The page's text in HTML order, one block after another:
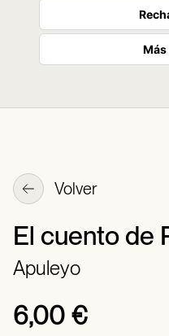
Volver
El cuento de
Apuleyo
6,00 €